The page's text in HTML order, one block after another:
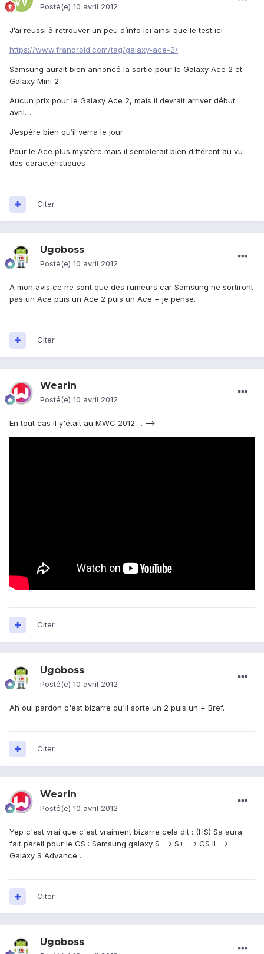
Posté(e) 10 avril 2012
J’ai réussi à retrouver un peu d’info ici ainsi que le test ici
https://www.frandroid.com/tag/galaxy-ace-2/
Samsung aurait bien annoncé la sortie pour le Galaxy Ace 2 et
Galaxy Mini 2
Aucun prix pour le Galaxy Ace 2, mais il devrait arriver début
avril…..
J’espère bien qu’il verra le jour
Pour le Ace plus mystère mais il semblerait bien différent au vu
des caractéristiques
Citer
Ugoboss
Posté(e) 10 avril 2012
A mon avis ce ne sont que des rumeurs car Samsung ne sortiront
pas un Ace puis un Ace 2 puis un Ace + je pense.
Citer
Wearin
Posté(e) 10 avril 2012
En tout cas il y'était au MWC 2012 ... -->
Citer
Ugoboss
Posté(e) 10 avril 2012
Ah oui pardon c'est bizarre qu'il sorte un 2 puis un + Bref.
Citer
Wearin
Posté(e) 10 avril 2012
Yep c'est vrai que c'est vraiment bizarre cela dit : (HS) Sa aura
fait pareil pour le GS : Samsung galaxy S --> S+ --> GS II -->
Galaxy S Advance ...
Citer
Ugoboss